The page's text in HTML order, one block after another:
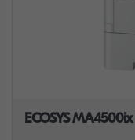
ECOSYS MA4500ix